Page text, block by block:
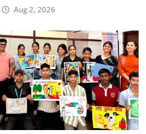
Aug 2, 2026